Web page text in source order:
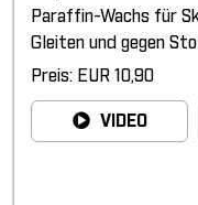
Paraffin-Wachs für
Gleiten und gegen
Preis: EUR 10,90
VIDEO